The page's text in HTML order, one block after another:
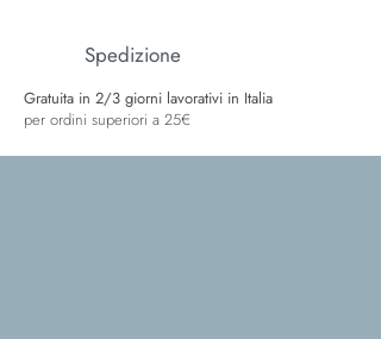
Spedizione
Gratuita in 2/3 giorni lavorativi in Italia
per ordini superiori a 25€